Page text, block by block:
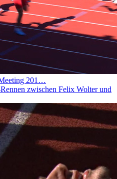
201…
zwischen Felix Wolter und